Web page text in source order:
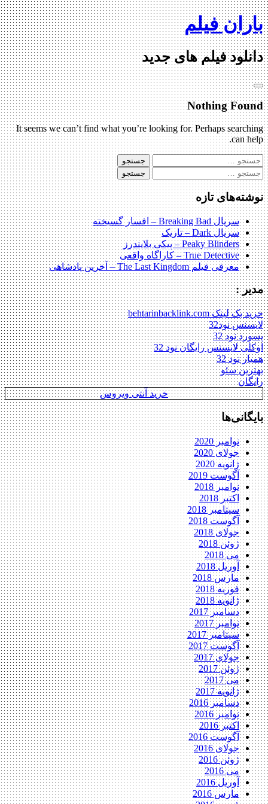
Skip
to
content
باران فیلم
دانلود فیلم های جدید
Nothing Found
It seems we can’t find what you’re looking for. Perhaps searching
can help.
جستجو
برای:
جستجو
برای:
نوشته‌های تازه
سریال Breaking Bad – افسار گسیخته
سریال Dark – تاریک
Peaky Blinders – پیکی بلایندرز
True Detective – کاراگاه واقعی
معرفی فیلم The Last Kingdom – آخرین پادشاهی
مدیر :
خرید بک لینک behtarinbacklink.com
لایسنس نود32
پسورد نود 32
اوکلی لایسنس رایگان نود 32
همیار نود 32
بهترین سئو
رایگان
خرید آنتی ویروس
بایگانی‌ها
نوامبر 2020
جولای 2020
ژانویه 2020
آگوست 2019
نوامبر 2018
اکتبر 2018
سپتامبر 2018
آگوست 2018
جولای 2018
ژوئن 2018
می 2018
آوریل 2018
مارس 2018
فوریه 2018
ژانویه 2018
دسامبر 2017
نوامبر 2017
سپتامبر 2017
آگوست 2017
جولای 2017
ژوئن 2017
می 2017
ژانویه 2017
دسامبر 2016
نوامبر 2016
اکتبر 2016
آگوست 2016
جولای 2016
ژوئن 2016
می 2016
آوریل 2016
مارس 2016